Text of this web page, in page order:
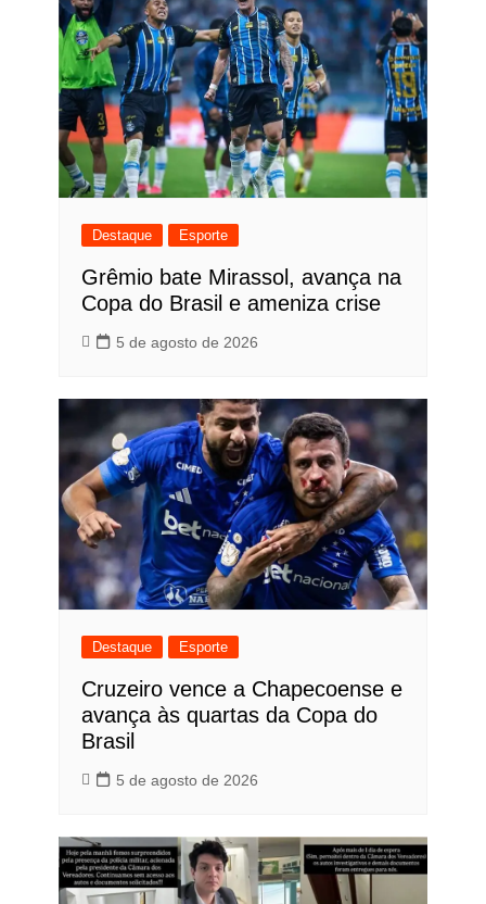
Destaque Esporte
Grêmio bate Mirassol, avança na
Copa do Brasil e ameniza crise
5 de agosto de 2026
Destaque Esporte
Cruzeiro vence a Chapecoense e
avança às quartas da Copa do
Brasil
5 de agosto de 2026